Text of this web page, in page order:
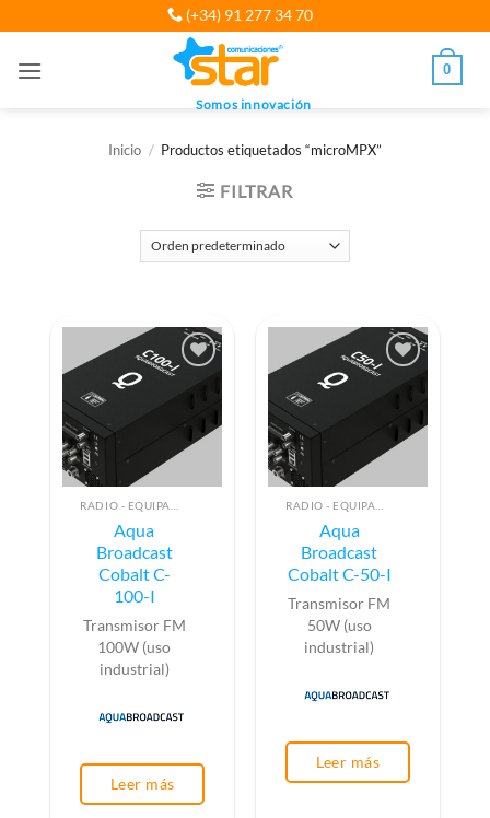
al
(+34) 91 277 34 70
Somos innovación
0
Inicio / Productos etiquetados “microMPX”
FILTRAR
Aqua
Broadcast
Cobalt C-
100-I
Transmisor FM
100W (uso
industrial)
Leer más
Aqua
Broadcast
Cobalt C-50-I
Transmisor FM
50W (uso
industrial)
Leer más